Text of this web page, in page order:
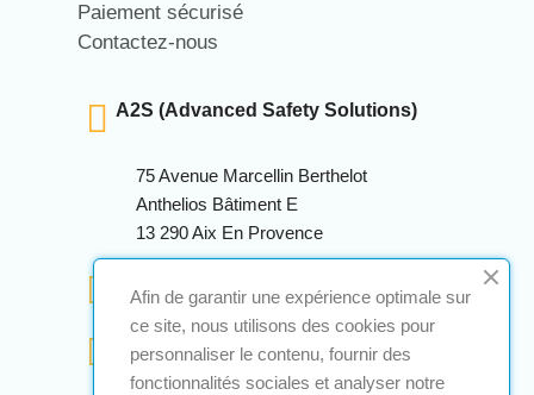
Paiement sécurisé
Contactez-nous
A2S (Advanced Safety Solutions)
75 Avenue Marcellin Berthelot
Anthelios Bâtiment E
13 290 Aix En Provence
Afin de garantir une expérience optimale sur
ce site, nous utilisons des cookies pour
personnaliser le contenu, fournir des
fonctionnalités sociales et analyser notre